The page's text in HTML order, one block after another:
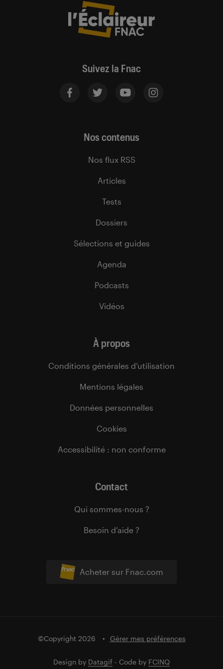
Suivez la Fnac
Acheter sur Fnac.com
Nos contenus
Nos flux RSS
Articles
Tests
Dossiers
Sélections et guides
Agenda
Podcasts
Vidéos
À propos
Conditions générales d’utilisation
Mentions légales
Données personnelles
Cookies
Accessibilité : non conforme
Contact
Qui sommes-nous ?
Besoin d’aide ?
©Copyright 2026 Gérer mes préférences
Design by Datagif - Code by FCINQ